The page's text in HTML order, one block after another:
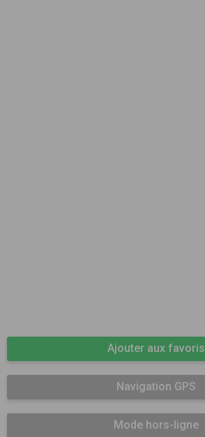
Ajouter aux favoris
Navigation GPS
Mode hors-ligne